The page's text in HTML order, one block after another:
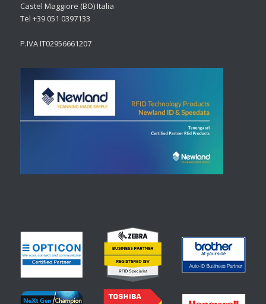
Castel Maggiore (BO) Italia
Tel +39 051 0397133
P.IVA IT02956661207